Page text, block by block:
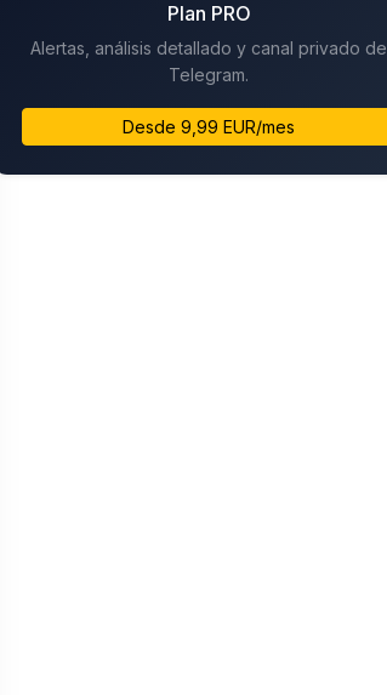
Plan PRO
Alertas, análisis detallado y canal privado de
Telegram.
Desde 9,99 EUR/mes